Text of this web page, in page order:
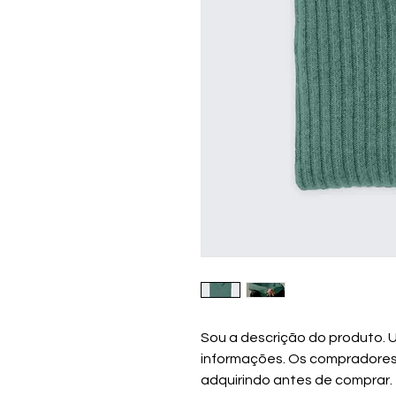
Sou a descrição do produto.
informações. Os
adquirindo antes de comprar.